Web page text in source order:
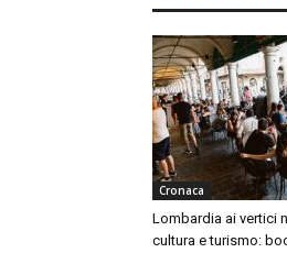
Cronaca
Lombardia ai vertici
cultura e turismo: